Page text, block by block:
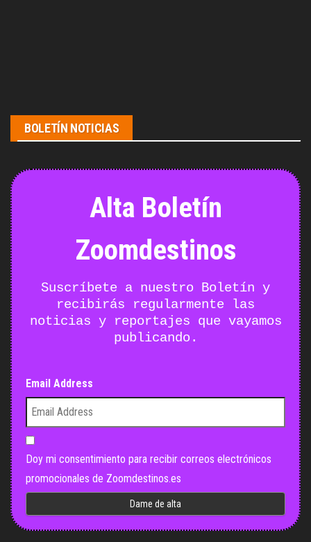
BOLETÍN NOTICIAS
Alta Boletín
Zoomdestinos
Suscríbete a nuestro Boletín y
recibirás regularmente las
noticias y reportajes que vayamos
publicando.
Email Address
Doy mi consentimiento para recibir correos electrónicos
promocionales de Zoomdestinos.es